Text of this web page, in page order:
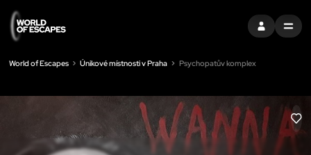
PŘIHLÁSIT SE
MENU
World of Escapes Únikové místnosti v Praha Psychopatův komplex
LIKE